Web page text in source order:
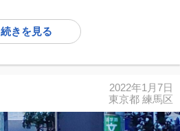
続きを見る
2022年1月7日
東京都 練馬区